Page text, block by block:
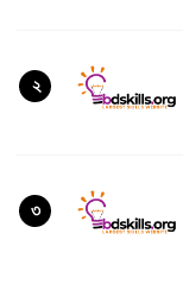
২
৩